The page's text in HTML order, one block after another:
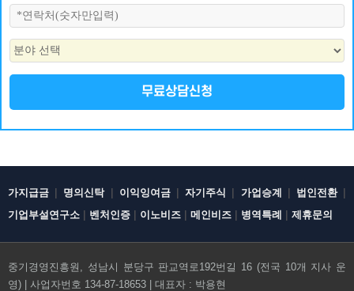
무료상담신청
가지급금 | 명의신탁| 이익잉여금|자기주식 | 가업승계 | 법인전환|
기업부설연구소 | 벤처인증 | 이노비즈 | 메인비즈 | 병역특례 | 제휴문의
중기경영진흥원, 성남시 분당구 판교역로192번길 16 (전국 10개 지사 운
영) | 사업자번호 134-87-18653 | 대표자 : 박용현